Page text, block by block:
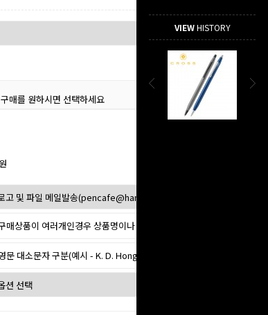
VIEWHISTORY
매를 원하시면 선택하세요